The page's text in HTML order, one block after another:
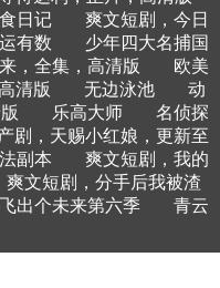
日记
爽文短剧，今日
有数
少年四大名捕国
，全集，高清版
欧美
清版
无边泳池
动
乐高大师
名侦探
剧，天赐小红娘，更新至
副本
爽文短剧，我的
爽文短剧，分手后我被渣
飞出个未来第六季
青云